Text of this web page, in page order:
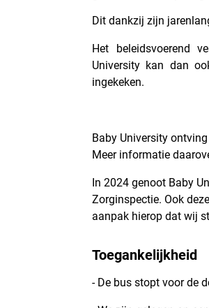
Dit dankzij zijn
Het beleidsvoerend
University kan dan
ingekeken.
Baby University
Meer informatie
In 2024 genoot Baby
Zorginspectie. Ook
aanpak hierop dat wij
Toegankelijkheid
- De bus stopt voor de